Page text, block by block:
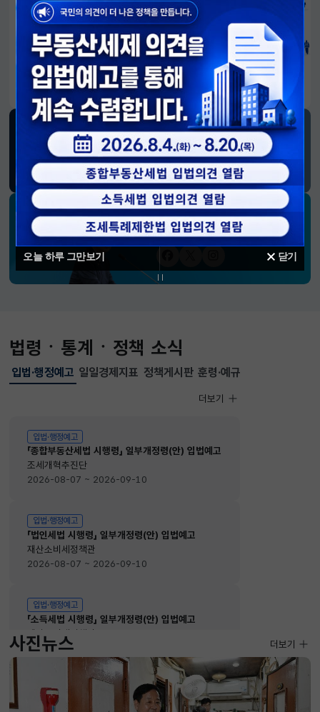
오늘 하루 그만보기 닫기
알림판
국민이 만든 대전환의 길-회복과 도약, 모두의 1년
재정경제부 SNS 소식
블로그페이스북트위터(X)유튜브인스타그램
소통하는 경제 리더 구윤철 장관의
SNS 채널
법령ㆍ통계ㆍ정책 소식
입법·행정예고
선택됨
입법·행정예고
입법·행정예고
「종합부동산세법 시행령」 일부개정령(안) 입법예고
조세개혁추진단
2026-08-07 ~ 2026-09-10
입법·행정예고
「법인세법 시행령」 일부개정령(안) 입법예고
재산소비세정책관
2026-08-07 ~ 2026-09-10
입법·행정예고
「소득세법 시행령」 일부개정령(안) 입법예고
재산소비세정책관
2026-08-07 ~ 2026-09-10
입법·행정예고
더보기
일일경제지표 정책게시판 훈령·예규
사진뉴스 사진뉴스
더보기